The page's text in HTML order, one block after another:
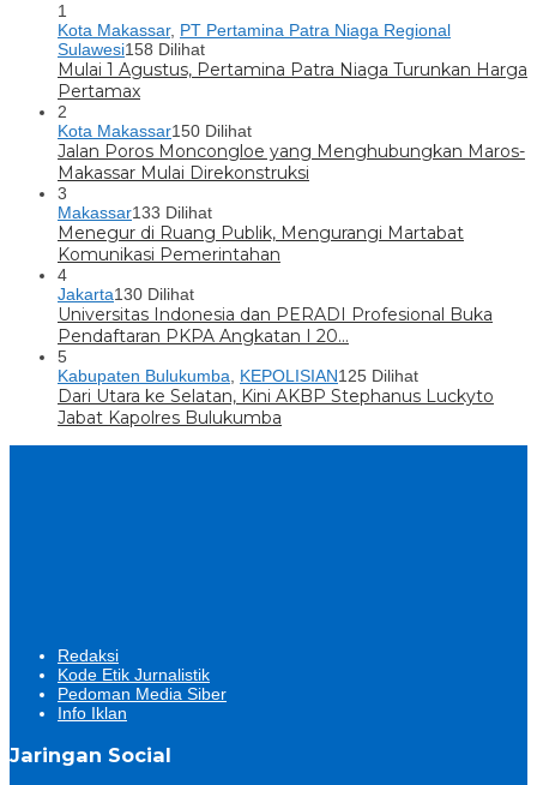
1
Kota Makassar, PT Pertamina Patra Niaga Regional
Sulawesi158 Dilihat
Mulai 1 Agustus, Pertamina Patra Niaga Turunkan Harga
Pertamax
2
Kota Makassar150 Dilihat
Jalan Poros Moncongloe yang Menghubungkan Maros-
Makassar Mulai Direkonstruksi
3
Makassar133 Dilihat
Menegur di Ruang Publik, Mengurangi Martabat
Komunikasi Pemerintahan
4
Jakarta130 Dilihat
Universitas Indonesia dan PERADI Profesional Buka
Pendaftaran PKPA Angkatan I 20…
5
Kabupaten Bulukumba
KEPOLISIAN125 Dilihat
Dari Utara ke Selatan, Kini AKBP Stephanus Luckyto
Jabat Kapolres Bulukumba
Redaksi
Kode Etik Jurnalistik
Pedoman Media Siber
Info Iklan
Jaringan Social